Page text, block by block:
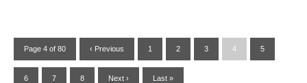
Page 4 of 80 ‹ Previous 1 2 3 4 5
6 7 8 Next › Last »